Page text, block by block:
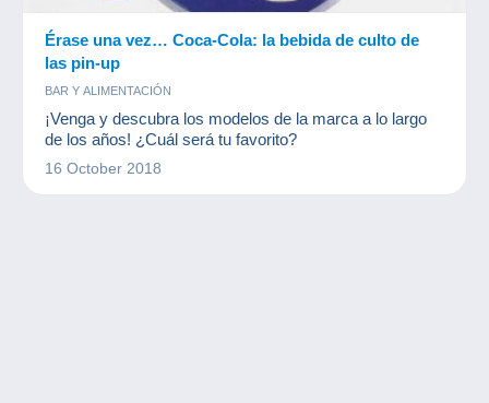
Érase una vez… Coca-Cola: la bebida de culto de
las pin-up
BAR Y ALIMENTACIÓN
¡Venga y descubra los modelos de la marca a lo largo
de los años! ¿Cuál será tu favorito?
16 October 2018